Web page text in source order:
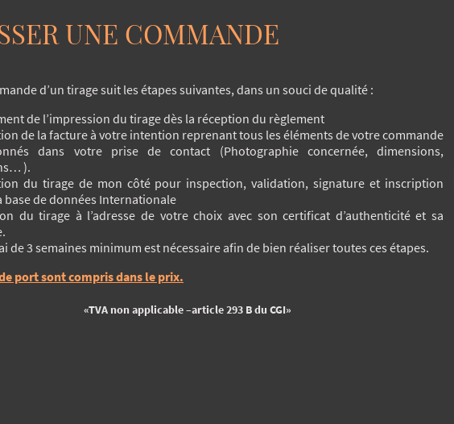
UNE COMMANDE
d’un tirage suit les étapes suivantes, dans un souci de qualité :
de l’impression du tirage dès la réception du règlement
de la facture à votre intention reprenant tous les éléments de votre commande
dans votre prise de contact (Photographie concernée, dimensions,
).
du tirage de mon côté pour inspection, validation, signature et inscription
base de données Internationale
du tirage à l’adresse de votre choix avec son certificat d’authenticité et sa
de 3 semaines minimum est nécessaire afin de bien réaliser toutes ces étapes.
port sont compris dans le prix.
«TVA non applicable –article 293 B du CGI»